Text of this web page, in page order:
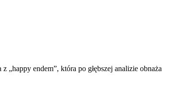
„happy endem”, która po głębszej analizie obnaża